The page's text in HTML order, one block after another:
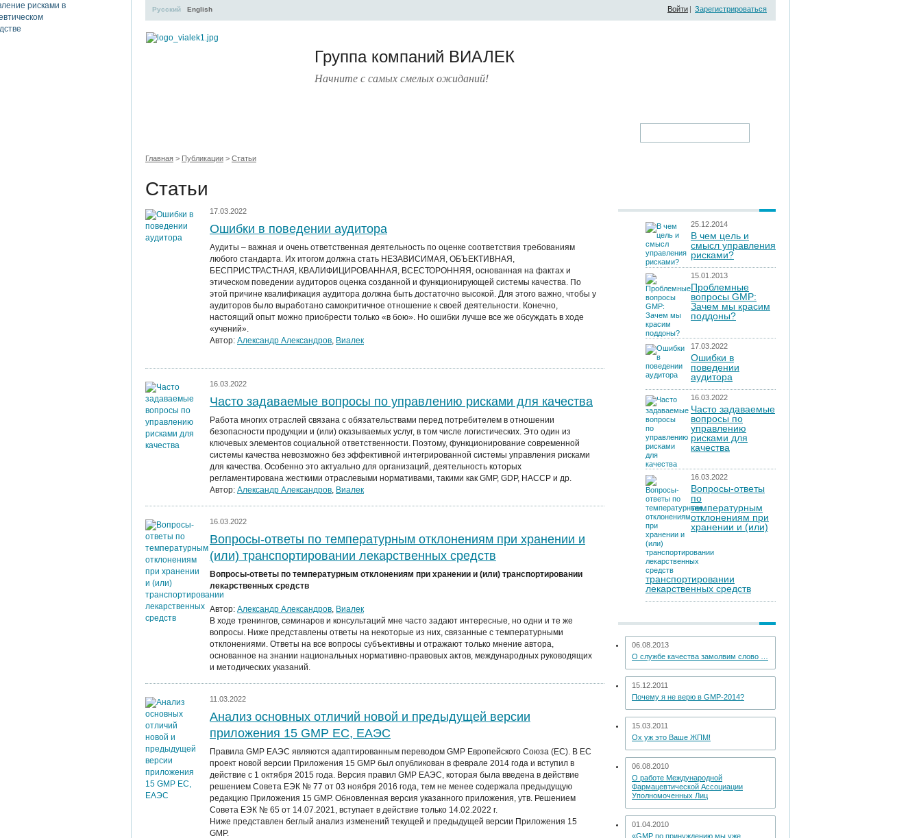
Группа компаний ВИАЛЕК
Начните с самых смелых ожиданий!
Русский English Войти | Зарегистрироваться
Главная > Публикации > Статьи
Статьи
17.03.2022
Ошибки в поведении аудитора
Аудиты – важная и очень ответственная деятельность по оценке соответствия требованиям
любого стандарта. Их итогом должна стать НЕЗАВИСИМАЯ, ОБЪЕКТИВНАЯ,
БЕСПРИСТРАСТНАЯ, КВАЛИФИЦИРОВАННАЯ, ВСЕСТОРОННЯЯ, основанная на фактах и
этическом поведении аудиторов оценка созданной и функционирующей системы качества. По
этой причине квалификация аудитора должна быть достаточно высокой. Для этого важно, чтобы у
аудиторов было выработано самокритичное отношение к своей деятельности. Конечно,
настоящий опыт можно приобрести только «в бою». Но ошибки лучше все же обсуждать в ходе
«учений».
Автор: Александр Александров, Виалек
16.03.2022
Часто задаваемые вопросы по управлению рисками для качества
Работа многих отраслей связана с обязательствами перед потребителем в отношении
безопасности продукции и (или) оказываемых услуг, в том числе логистических. Это один из
ключевых элементов социальной ответственности. Поэтому, функционирование современной
системы качества невозможно без эффективной интегрированной системы управления рисками
для качества. Особенно это актуально для организаций, деятельность которых
регламентирована жесткими отраслевыми нормативами, такими как GMP, GDP, HACCP и др.
Автор: Александр Александров, Виалек
16.03.2022
Вопросы-ответы по температурным отклонениям при хранении и
(или) транспортировании лекарственных средств
Вопросы-ответы по температурным отклонениям при хранении и (или) транспортировании
лекарственных средств
Автор: Александр Александров, Виалек
В ходе тренингов, семинаров и консультаций мне часто задают интересные, но одни и те же
вопросы. Ниже представлены ответы на некоторые из них, связанные с температурными
отклонениями. Ответы на все вопросы субъективны и отражают только мнение автора,
основанное на знании национальных нормативно-правовых актов, международных руководящих
и методических указаний.
11.03.2022
Анализ основных отличий новой и предыдущей версии
приложения 15 GMP ЕС, ЕАЭС
Правила GMP ЕАЭС являются адаптированным переводом GMP Европейского Союза (ЕС). В ЕС
проект новой версии Приложения 15 GMP был опубликован в феврале 2014 года и вступил в
действие с 1 октября 2015 года. Версия правил GMP ЕАЭС, которая была введена в действие
решением Совета ЕЭК № 77 от 03 ноября 2016 года, тем не менее содержала предыдущую
редакцию Приложения 15 GMP. Обновленная версия указанного приложения, утв. Решением
Совета ЕЭК № 65 от 14.07.2021, вступает в действие только 14.02.2022 г.
Ниже представлен беглый анализ изменений текущей и предыдущей версии Приложения 15
GMP.
25.12.2014
В чем цель и
смысл управления
рисками?
15.01.2013
Проблемные
вопросы GMP:
Зачем мы красим
поддоны?
17.03.2022
Ошибки в
поведении
аудитора
16.03.2022
Часто задаваемые
вопросы по
управлению
рисками для
качества
16.03.2022
Вопросы-ответы
по
температурным
отклонениям при
хранении и (или)
транспортировании
лекарственных средств
06.08.2013
О службе качества замолвим слово …
15.12.2011
Почему я не верю в GMP-2014?
15.03.2011
Ох уж это Ваше ЖПМ!
06.08.2010
О работе Международной
Фармацевтической Ассоциации
Уполномоченных Лиц
01.04.2010
«GMP по принуждению мы уже